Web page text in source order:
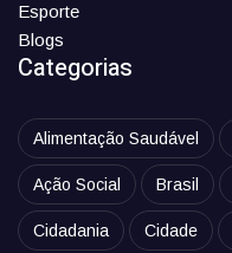
Esporte
Blogs
Categorias
Alimentação Saudável
Ação Social Brasil
Cidadania Cidade